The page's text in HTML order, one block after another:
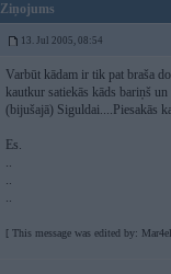
Ziņojums
13. Jul 2005, 08:54
Varbūt kādam ir tik pat braša
kautkur satiekās kāds bariņš
(bijušajā) Siguldai....Piesakās
Es.
..
..
..
[ This message was edited by: